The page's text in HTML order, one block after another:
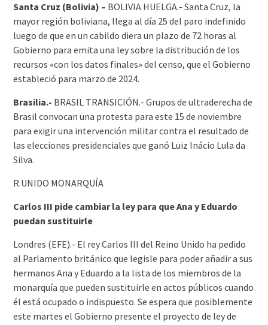
Santa Cruz (Bolivia) – BOLIVIA HUELGA.- Santa Cruz, la
mayor región boliviana, llega al día 25 del paro indefinido
luego de que en un cabildo diera un plazo de 72 horas al
Gobierno para emita una ley sobre la distribución de los
recursos «con los datos finales» del censo, que el Gobierno
estableció para marzo de 2024.
Brasilia.- BRASIL TRANSICIÓN.- Grupos de ultraderecha de
Brasil convocan una protesta para este 15 de noviembre
para exigir una intervención militar contra el resultado de
las elecciones presidenciales que ganó Luiz Inácio Lula da
Silva.
R.UNIDO MONARQUÍA
Carlos III pide cambiar la ley para que Ana y Eduardo
puedan sustituirle
Londres (EFE).- El rey Carlos III del Reino Unido ha pedido
al Parlamento británico que legisle para poder añadir a sus
hermanos Ana y Eduardo a la lista de los miembros de la
monarquía que pueden sustituirle en actos públicos cuando
él está ocupado o indispuesto. Se espera que posiblemente
este martes el Gobierno presente el proyecto de ley de